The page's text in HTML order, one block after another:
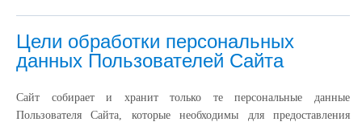
Цели обработки персональных
данных Пользователей Сайта
Сайт собирает и хранит только те персональные данные
Пользователя Сайта, которые необходимы для предоставления